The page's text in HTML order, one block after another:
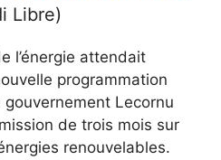
Libre)
l’énergie attendait
programmation
gouvernement Lecornu
de trois mois sur
renouvelables.